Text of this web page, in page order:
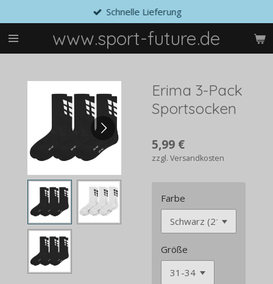
Hauptinhalt
springen
www.sport-future.de
Schnelle Lieferung
Erima 3-Pack
Sportsocken
5,99 €
zzgl. Versandkosten
Farbe
Größe